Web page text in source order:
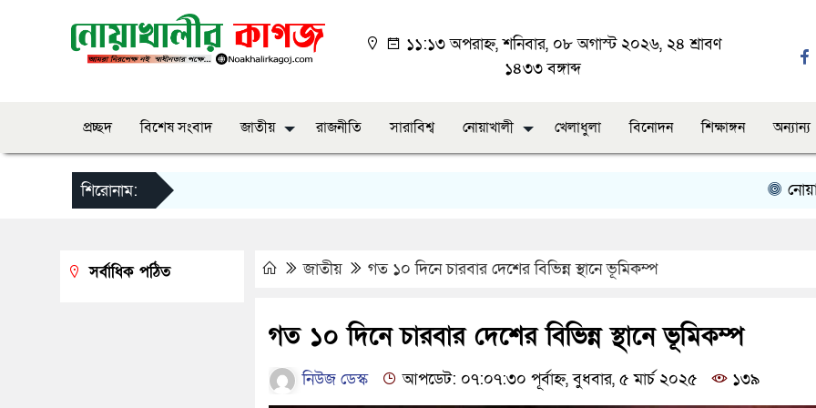
১১:১৩ অপরাহ্ন, শনিবার, ০৮ অগাস্ট ২০২৬, ২৪ শ্রাবণ
১৪৩৩ বঙ্গাব্দ
প্রচ্ছদ বিশেষ সংবাদ জাতীয় রাজনীতি সারাবিশ্ব নোয়াখালী খেলাধুলা বিনোদন শিক্ষাঙ্গন অন্যান্য
শিরোনাম:
জাতীয় গত ১০ দিনে চারবার দেশের বিভিন্ন স্থানে ভূমিকম্প
গত ১০ দিনে চারবার দেশের বিভিন্ন স্থানে ভূমিকম্প
নিউজ ডেস্ক আপডেট: ০৭:০৭:৩০ পূর্বাহ্ন, বুধবার, ৫ মার্চ ২০২৫ ১৩৯
সর্বাধিক পঠিত